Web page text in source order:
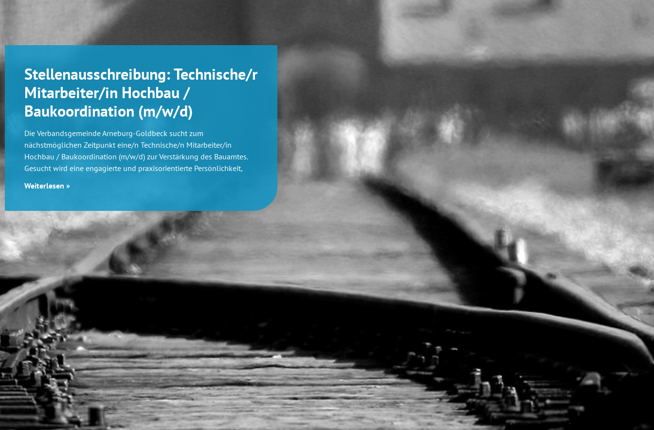
Stellenausschreibung: Technische/r
Mitarbeiter/in Hochbau /
Baukoordination (m/w/d)
Die Verbandsgemeinde Arneburg-Goldbeck sucht zum
nächstmöglichen Zeitpunkt eine/n Technische/n Mitarbeiter/in
Hochbau / Baukoordination (m/w/d) zur Verstärkung des Bauamtes.
Gesucht wird eine engagierte und praxisorientierte Persönlichkeit,
Weiterlesen »